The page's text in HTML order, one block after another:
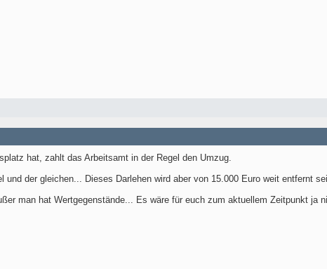
hat, zahlt das Arbeitsamt in der Regel den Umzug.
und der gleichen... Dieses Darlehen wird aber von 15.000 Euro weit entfernt
man hat Wertgegenstände... Es wäre für euch zum aktuellem Zeitpunkt ja